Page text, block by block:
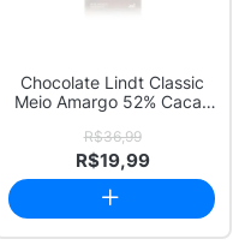
Chocolate Lindt Classic
Meio Amargo 52% Cacau
R$36,99
R$19,99